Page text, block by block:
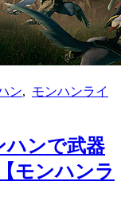
ン
モンハンライ
ハンで武器
モンハンラ